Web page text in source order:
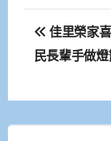
文
章
覽
佳里榮家
民長輩手做